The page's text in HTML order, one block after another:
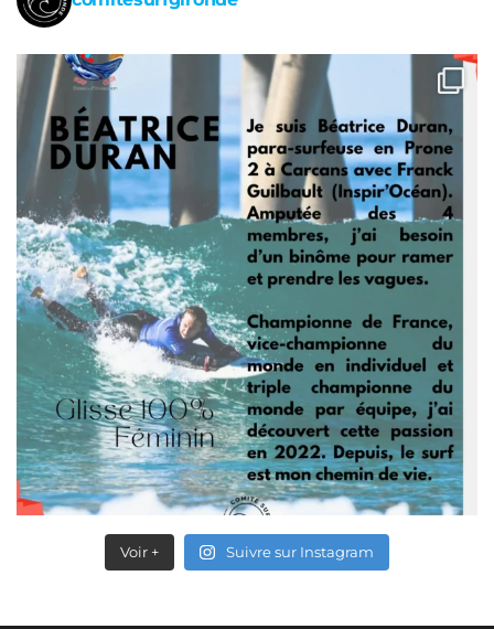
Voir + Suivre sur Instagram